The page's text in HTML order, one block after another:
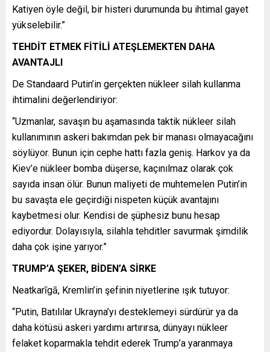
Katiyen öyle değil, bir histeri durumunda bu ihtimal gayet
yükselebilir.”
TEHDİT ETMEK FİTİLİ ATEŞLEMEKTEN DAHA
AVANTAJLI
De Standaard Putin’in gerçekten nükleer silah kullanma
ihtimalini değerlendiriyor:
“Uzmanlar, savaşın bu aşamasında taktik nükleer silah
kullanımının askeri bakımdan pek bir manası olmayacağını
söylüyor. Bunun için cephe hattı fazla geniş. Harkov ya da
Kiev’e nükleer bomba düşerse, kaçınılmaz olarak çok
sayıda insan ölür. Bunun maliyeti de muhtemelen Putin’in
bu savaşta ele geçirdiği nispeten küçük avantajını
kaybetmesi olur. Kendisi de şüphesiz bunu hesap
ediyordur. Dolayısıyla, silahla tehditler savurmak şimdilik
daha çok işine yarıyor.”
TRUMP’A ŞEKER, BİDEN’A SİRKE
Neatkarīgā, Kremlin’in şefinin niyetlerine ışık tutuyor:
“Putin, Batılılar Ukrayna’yı desteklemeyi sürdürür ya da
daha kötüsü askeri yardımı artırırsa, dünyayı nükleer
felaket koparmakla tehdit ederek Trump’a yaranmaya